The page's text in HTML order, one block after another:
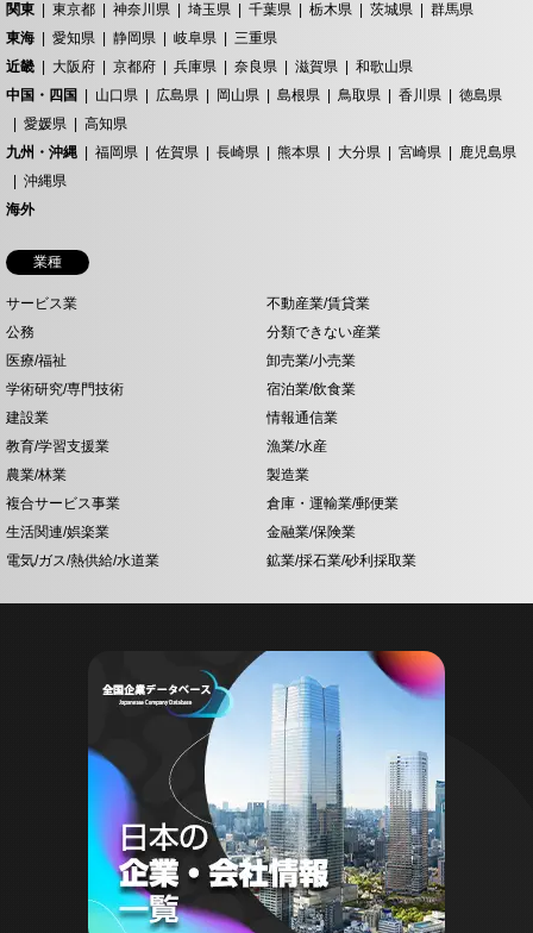
関東
東京都 神奈川県 埼玉県 千葉県 栃木県 茨城県
群馬県
東海
愛知県 静岡県 岐阜県
三重県
近畿
大阪府 京都府 兵庫県 奈良県 滋賀県
和歌山県
中国・四国
山口県 広島県 岡山県 島根県 鳥取県 香川県
徳島県
愛媛県
高知県
九州・沖縄
福岡県 佐賀県 長崎県 熊本県 大分県 宮崎県
鹿児島県
沖縄県
海外
業種
サービス業
不動産業/賃貸業
公務
分類できない産業
医療/福祉
卸売業/小売業
学術研究/専門技術
宿泊業/飲食業
建設業
情報通信業
教育/学習支援業
漁業/水産
農業/林業
製造業
複合サービス事業
倉庫・運輸業/郵便業
生活関連/娯楽業
金融業/保険業
電気/ガス/熱供給/水道業
鉱業/採石業/砂利採取業